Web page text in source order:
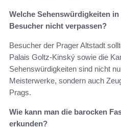
Welche Sehenswürdigkeiten
Besucher nicht verpassen?
Besucher der Prager Altstadt
Palais Goltz-Kinský sowie die
Sehenswürdigkeiten sind nicht
Meisterwerke, sondern auch
Prags.
Wie kann man die barocken
erkunden?